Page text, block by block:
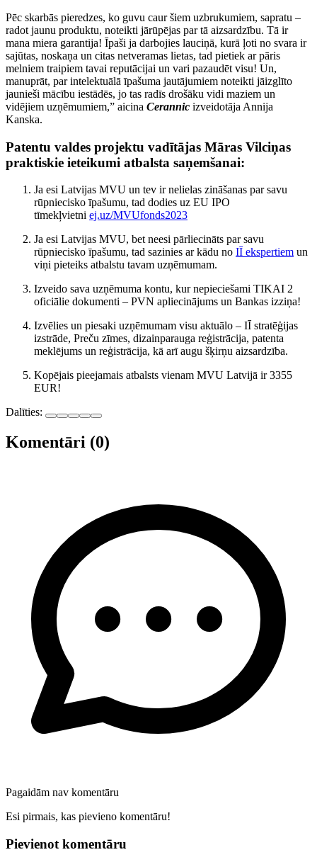
Pēc skarbās pieredzes, ko guvu caur šiem uzbrukumiem, sapratu –
radot jaunu produktu, noteikti jārūpējas par tā aizsardzību. Tā ir
mana miera garantija! Īpaši ja darbojies lauciņā, kurā ļoti no svara ir
sajūtas, noskaņa un citas netveramas lietas, tad pietiek ar pāris
melniem traipiem tavai reputācijai un vari pazaudēt visu! Un,
manuprāt, par intelektuālā īpašuma jautājumiem noteikti jāizglīto
jaunieši mācību iestādēs, jo tas radīs drošāku vidi maziem un
vidējiem uzņēmumiem,” aicina Cerannic izveidotāja Annija
Kanska.
Patentu valdes projektu vadītājas Māras Vilciņas
praktiskie ieteikumi atbalsta saņemšanai:
Ja esi Latvijas MVU un tev ir nelielas zināšanas par savu
rūpniecisko īpašumu, tad dodies uz EU IPO
tīmekļvietni ej.uz/MVUfonds2023
Ja esi Latvijas MVU, bet neesi pārliecināts par savu
rūpniecisko īpašumu, tad sazinies ar kādu no IĪ ekspertiem un
viņi pieteiks atbalstu tavam uzņēmumam.
Izveido sava uzņēmuma kontu, kur nepieciešami TIKAI 2
oficiālie dokumenti – PVN apliecinājums un Bankas izziņa!
Izvēlies un piesaki uzņēmumam visu aktuālo – IĪ stratēģijas
izstrāde, Preču zīmes, dizainparauga reģistrācija, patenta
meklējums un reģistrācija, kā arī augu šķirņu aizsardzība.
Kopējais pieejamais atbalsts vienam MVU Latvijā ir 3355
EUR!
Dalīties:
Komentāri (0)
Pagaidām nav komentāru
Esi pirmais, kas pievieno komentāru!
Pievienot komentāru